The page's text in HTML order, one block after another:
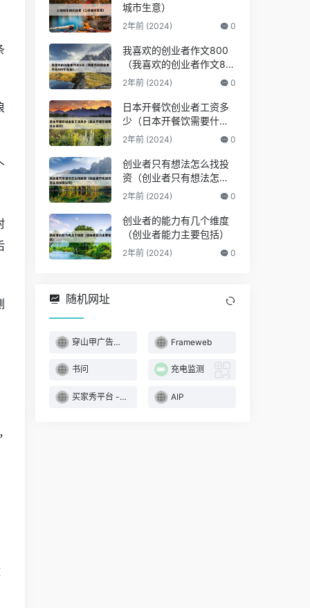
城市生意）
2年前 (2024) 0
我喜欢的创业者作文800
（我喜欢的创业者作文80
0字左右）
2年前 (2024) 0
日本开餐饮创业者工资多
少（日本开餐饮需要什么
条件）
2年前 (2024) 0
创业者只有想法怎么找投
资（创业者只有想法怎么
找投资公司）
2年前 (2024) 0
创业者的能力有几个维度
（创业者能力主要包括）
2年前 (2024) 0
随机网址
穿山甲广告投放 Frameweb
书问 充电监测
买家秀平台 - 哈喽麻豆 AIP